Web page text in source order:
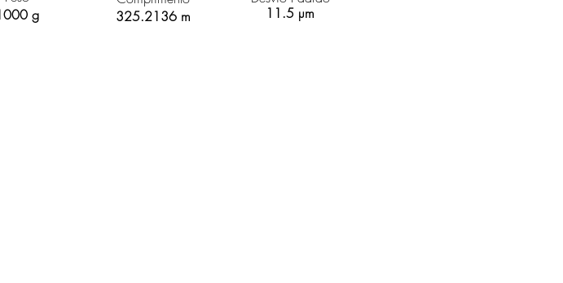
g
325.2136 m
11.5 µm